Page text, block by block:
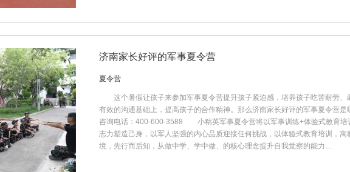
济南家长好评的军事夏令营
夏令营
这个暑假让孩子来参加军事夏令营提升孩子紧迫感，培养孩子吃苦耐劳、
有效的沟通基础上，提高孩子的合作精神。那么济南家长好评的军事夏
咨询电话：400-600-3588 小精英军事夏令营将以军事训练+体验式教育培
志力塑造己身，以军人坚强的内心品质迎接任何挑战，以体验式教育培训，
境，先行而后知，从做中学、学中做、的核心理念提升自我觉察的能力…